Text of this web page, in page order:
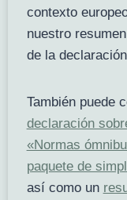
contexto
nuestro
de la
También puede
declaración
«Normas
paquete de
así como un